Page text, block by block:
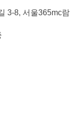
3-8, 서울365mc람